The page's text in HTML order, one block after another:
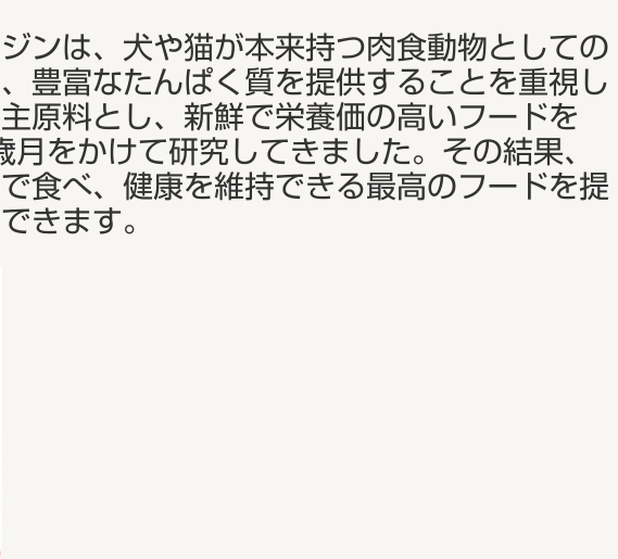
ンは、犬や猫が本来持つ肉食動物としての
豊富なたんぱく質を提供することを重視し
原料とし、新鮮で栄養価の高いフードを
をかけて研究してきました。その結果、
食べ、健康を維持できる最高のフードを提
きます。